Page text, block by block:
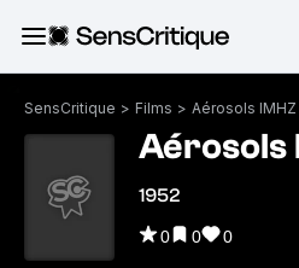
SensCritique > Films > Aérosols IMHZ
Aérosols
1952
0 0 0